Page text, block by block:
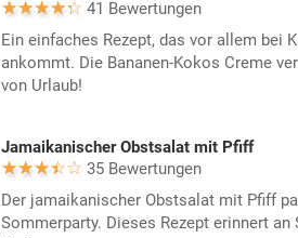
41 Bewertungen
Ein einfaches Rezept, das vor allem bei
ankommt. Die Bananen-Kokos Creme
von Urlaub!
Jamaikanischer Obstsalat mit Pfiff
35 Bewertungen
Der jamaikanischer Obstsalat mit Pfiff
Sommerparty. Dieses Rezept erinnert an